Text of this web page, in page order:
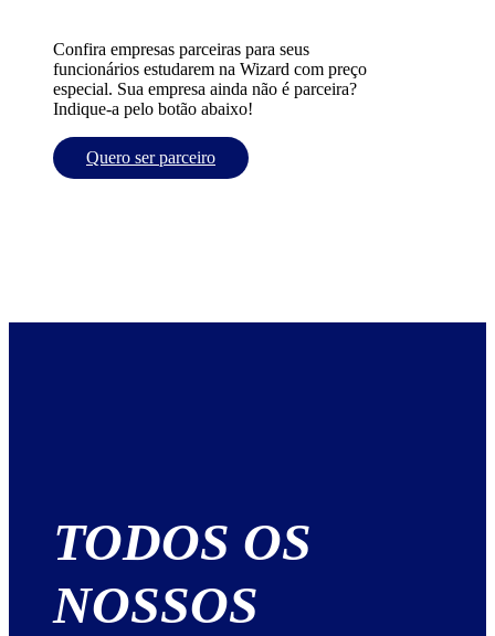
Confira empresas parceiras para seus
funcionários estudarem na Wizard com preço
especial. Sua empresa ainda não é parceira?
Indique-a pelo botão abaixo!
Quero ser parceiro
TODOS OS
NOSSOS